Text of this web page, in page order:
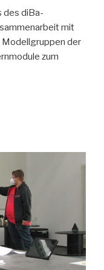
des diBa-
mit
der
zum